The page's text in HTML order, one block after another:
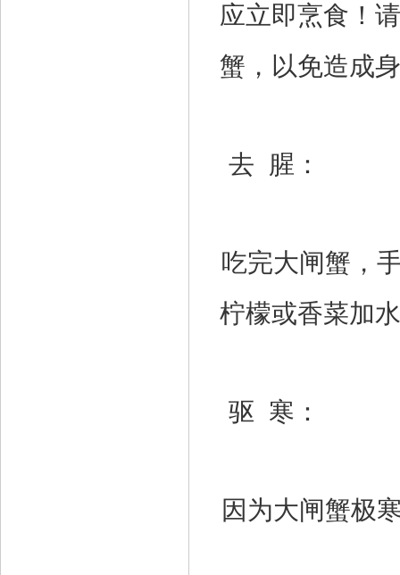
应立即烹食！
蟹，以免造成
去 腥：
吃完大闸蟹，
柠檬或香菜加
驱 寒：
因为大闸蟹极